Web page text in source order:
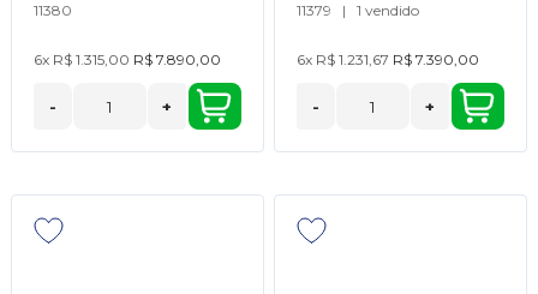
11380
6x R$ 1.315,00 R$ 7.890,00
- +
11379 | 1 vendido
6x R$ 1.231,67 R$ 7.390,00
- +